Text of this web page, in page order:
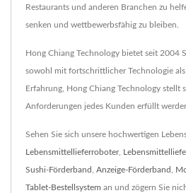
Restaurants und anderen Branchen zu
senken und wettbewerbsfähig zu bleiben.
Hong Chiang Technology bietet seit 2004
sowohl mit fortschrittlicher Technologie
Erfahrung, Hong Chiang Technology stellt
Anforderungen jedes Kunden erfüllt
Sehen Sie sich unsere hochwertigen
Lebensmittellieferroboter,
Sushi-Förderband Anzeige-Förderband
Tablet-Bestellsystem an und zögern Sie